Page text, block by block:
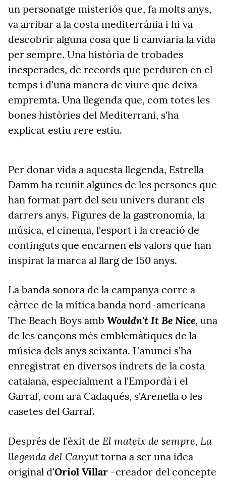
un personatge misteriós que, fa molts anys,
va arribar a la costa mediterrània i hi va
descobrir alguna cosa que li canviaria la vida
per sempre. Una història de trobades
inesperades, de records que perduren en el
temps i d'una manera de viure que deixa
empremta. Una llegenda que, com totes les
bones històries del Mediterrani, s'ha
explicat estiu rere estiu.
Per donar vida a aquesta llegenda, Estrella
Damm ha reunit algunes de les persones que
han format part del seu univers durant els
darrers anys. Figures de la gastronomia, la
música, el cinema, l'esport i la creació de
continguts que encarnen els valors que han
inspirat la marca al llarg de 150 anys.
La banda sonora de la campanya corre a
càrrec de la mítica banda nord-americana
The Beach Boys amb Wouldn't It Be Nice, una
de les cançons més emblemàtiques de la
música dels anys seixanta. L'anunci s'ha
enregistrat en diversos indrets de la costa
catalana, especialment a l'Empordà i el
Garraf, com ara Cadaqués, s'Arenella o les
casetes del Garraf.
Després de l'èxit de El mateix de sempre, La
llegenda del Canyut torna a ser una idea
original d'Oriol Villar -creador del concepte